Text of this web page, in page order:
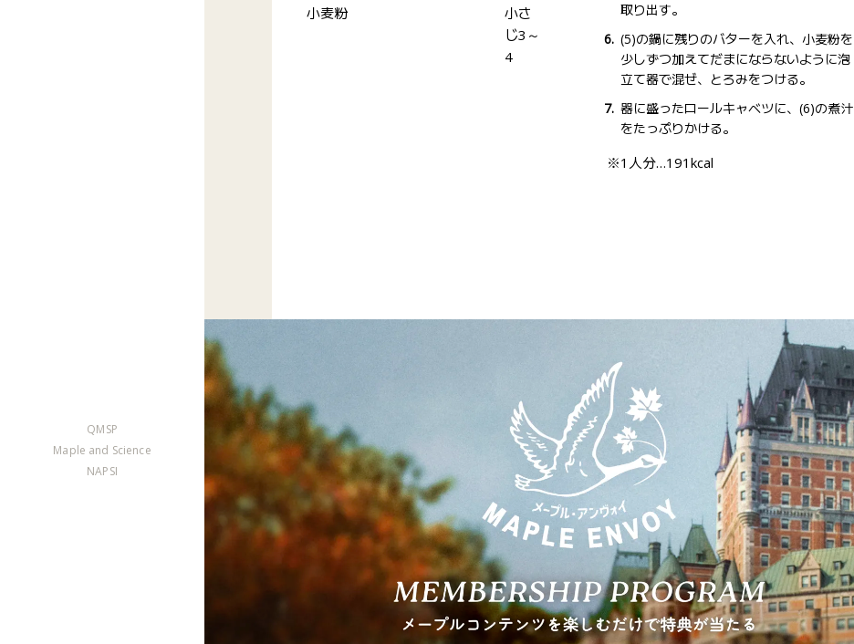
QMSP
Maple and Science
NAPSI
小麦粉
小さ
じ3～
4
取り出す。
(5)の鍋に残りのバターを入れ、小麦粉を
少しずつ加えてだまにならないように泡
立て器で混ぜ、とろみをつける。
器に盛ったロールキャベツに、(6)の煮汁
をたっぷりかける。
※1人分…191kcal